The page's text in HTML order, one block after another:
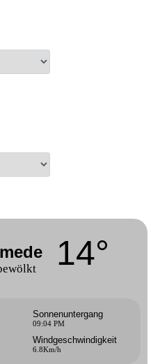
14°
Sonnenuntergang
09:04 PM
Windgeschwindigkeit
6.8Km/h